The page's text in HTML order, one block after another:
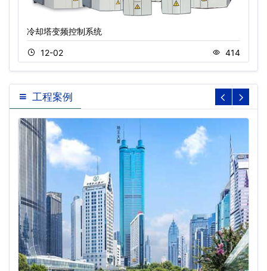
冷却塔变频控制系统
12-02 414
工程案例